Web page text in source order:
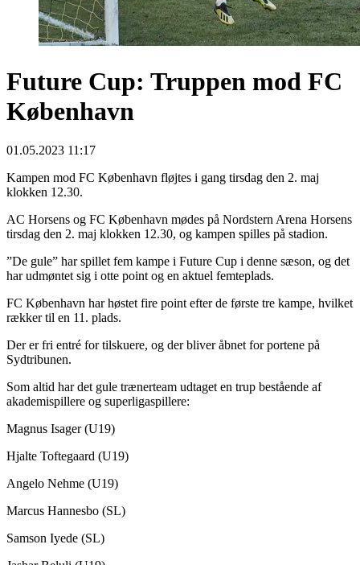
Future Cup: Truppen mod FC
København
01.05.2023 11:17
Kampen mod FC København fløjtes i gang tirsdag den 2. maj
klokken 12.30.
AC Horsens og FC København mødes på Nordstern Arena Horsens
tirsdag den 2. maj klokken 12.30, og kampen spilles på stadion.
”De gule” har spillet fem kampe i Future Cup i denne sæson, og det
har udmøntet sig i otte point og en aktuel femteplads.
FC København har høstet fire point efter de første tre kampe, hvilket
rækker til en 11. plads.
Der er fri entré for tilskuere, og der bliver åbnet for portene på
Sydtribunen.
Som altid har det gule trænerteam udtaget en trup bestående af
akademispillere og superligaspillere:
Magnus Isager (U19)
Hjalte Toftegaard (U19)
Angelo Nehme (U19)
Marcus Hannesbo (SL)
Samson Iyede (SL)